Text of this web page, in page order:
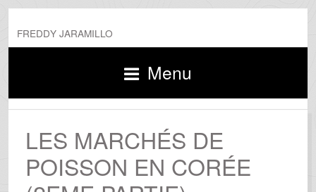
FREDDY JARAMILLO
Menu
LES MARCHÉS DE
POISSON EN CORÉE